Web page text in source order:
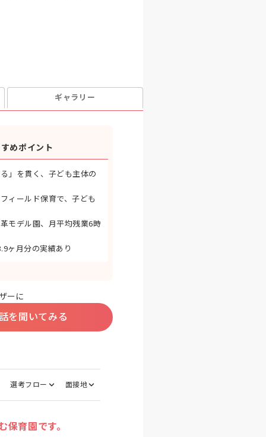
ギャラリー
めポイント
」を貫く、子ども主体の
ィールド保育で、子ども
モデル園、月平均残業6時
ヶ月分の実績あり
ーに
を聞いてみる
選考フロー 面接地
育園です。